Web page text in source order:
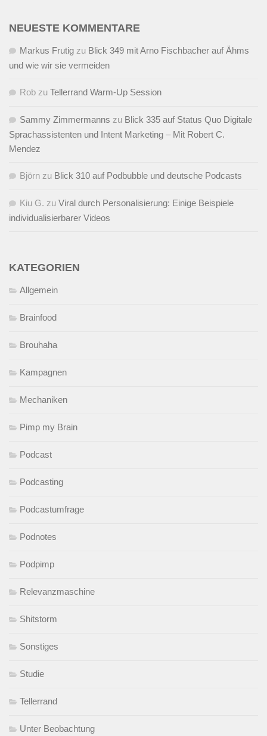
NEUESTE KOMMENTARE
Markus Frutig zu Blick 349 mit Arno Fischbacher auf Ähms
und wie wir sie vermeiden
Rob zu Tellerrand Warm-Up Session
Sammy Zimmermanns zu Blick 335 auf Status Quo Digitale
Sprachassistenten und Intent Marketing – Mit Robert C.
Mendez
Björn zu Blick 310 auf Podbubble und deutsche Podcasts
Kiu G. zu Viral durch Personalisierung: Einige Beispiele
individualisierbarer Videos
KATEGORIEN
Allgemein
Brainfood
Brouhaha
Kampagnen
Mechaniken
Pimp my Brain
Podcast
Podcasting
Podcastumfrage
Podnotes
Podpimp
Relevanzmaschine
Shitstorm
Sonstiges
Studie
Tellerrand
Unter Beobachtung